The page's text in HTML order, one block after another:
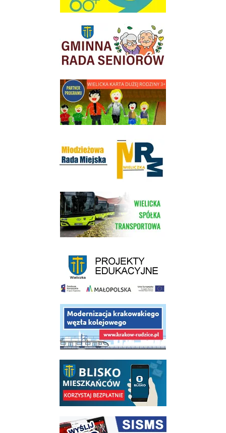
link do strony Gminnej Rady Seniorow - Wieliczka
link do strony - Wielicka Karta Dużej Rodziny
link do strony Wielickiej Spółki Transportowej
link do opisu projektu budowy linii kolejowej Krakow Rudzice
link do opisu aplikacji - BLISKO, Gmina Wieliczka w aplikacji Blisko
link do strony systemu wczesnego ostrzegania mieszkańców SISMS